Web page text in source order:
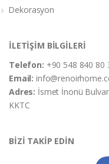
Dekorasyon
İLETİŞİM BİLGİLERİ
Telefon: +90 548 840 80
Email:
Adres: İsmet İnonü
KKTC
BİZİ TAKİP EDİN